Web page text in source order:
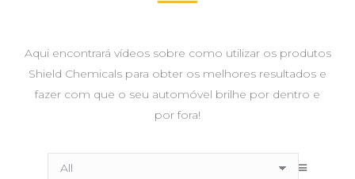
Aqui encontrará vídeos sobre como utilizar os produtos
Shield Chemicals para obter os melhores resultados e
fazer com que o seu automóvel brilhe por dentro e
por fora!